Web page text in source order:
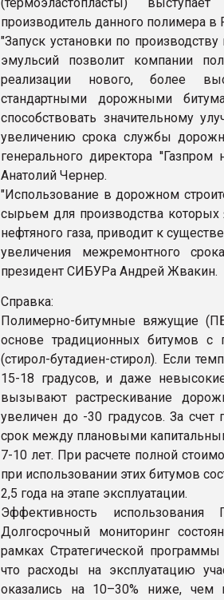
(термоэластопласты)
производитель данного полимера в
"Запуск установки по
эмульсий позволит компании
реализации нового, более
стандартными дорожными
способствовать значительному
увеличению срока службы
генерального директора
Анатолий Чернер.
"Использование в дорожном
сырьем для производства которых
нефтяного газа, приводит к
увеличения межремонтного
президент СИБУРа Андрей Жвакин.
Справка:
Полимерно-битумные вяжущие
основе традиционных битумов с
(стирол-бутадиен-стирол). Если
15-18 градусов, и даже
вызывают растрескивание
увеличен до -30 градусов. За
срок между плановыми
7-10 лет. При расчете полной
при использовании этих битумов
2,5 года на этапе эксплуатации.
Эффективность
Долгосрочный мониторинг
рамках Стратегической
что расходы на эксплуатацию
оказались на 10–30% ниже, чем